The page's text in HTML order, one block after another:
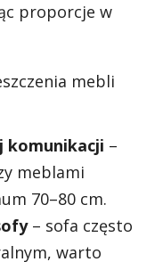
proporcje w
mebli
komunikacji –
meblami
70–80 cm.
– sofa często
warto